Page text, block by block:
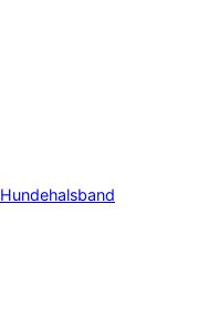
Hundehalsband